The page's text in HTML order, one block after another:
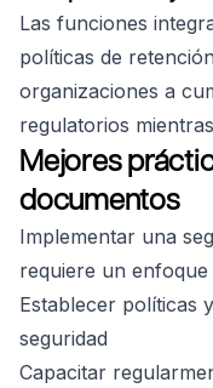
Las funciones
políticas de
organizaciones a
regulatorios
Mejores
documentos
Implementar una
requiere un enfoque
Establecer políticas
seguridad
Capacitar